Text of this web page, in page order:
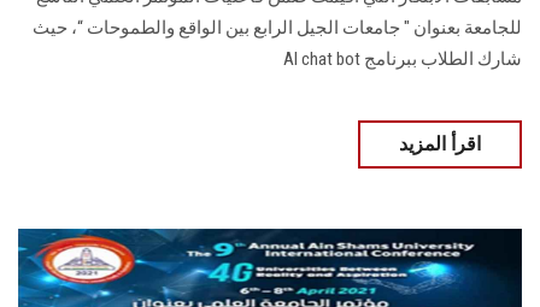
للجامعة بعنوان " جامعات الجيل الرابع بين الواقع والطموحات “، حيث
شارك الطلاب ببرنامج AI chat bot
اقرأ المزيد